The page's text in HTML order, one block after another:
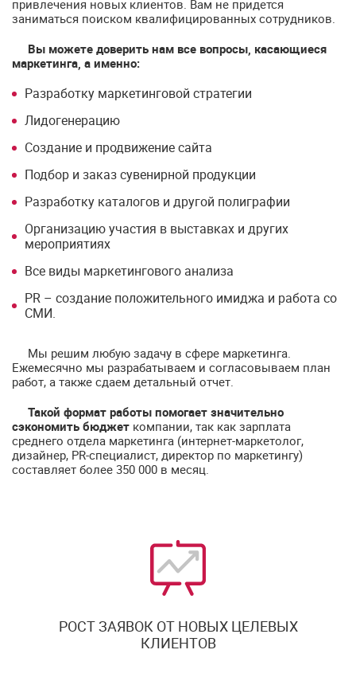
привлечения новых клиентов. Вам не придется
заниматься поиском квалифицированных сотрудников.
Вы можете доверить нам все вопросы, касающиеся
маркетинга, а именно:
Разработку маркетинговой стратегии
Лидогенерацию
Создание и продвижение сайта
Подбор и заказ сувенирной продукции
Разработку каталогов и другой полиграфии
Организацию участия в выставках и других
мероприятиях
Все виды маркетингового анализа
PR – создание положительного имиджа и работа со
СМИ.
Мы решим любую задачу в сфере маркетинга.
Ежемесячно мы разрабатываем и согласовываем план
работ, а также сдаем детальный отчет.
Такой формат работы помогает значительно
сэкономить бюджет компании, так как зарплата
среднего отдела маркетинга (интернет-маркетолог,
дизайнер, PR-специалист, директор по маркетингу)
составляет более 350 000 в месяц.
РОСТ ЗАЯВОК ОТ НОВЫХ ЦЕЛЕВЫХ
КЛИЕНТОВ